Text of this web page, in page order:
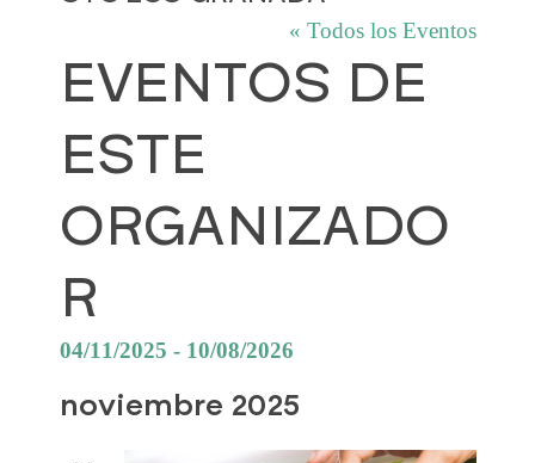
« Todos los Eventos
EVENTOS DE
ESTE
ORGANIZADO
R
04/11/2025 - 10/08/2026
enoviembre 2025